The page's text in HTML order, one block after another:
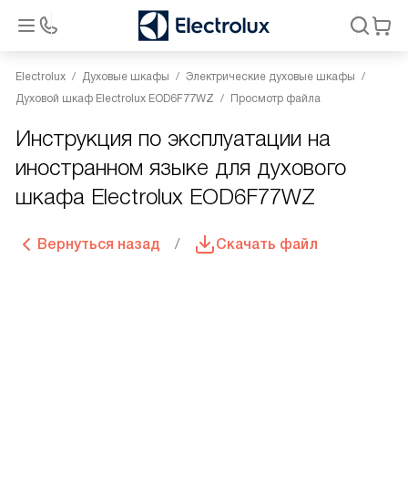
Electrolux Духовые шкафы
Электрические духовые шкафы
Духовой шкаф Electrolux EOD6F77WZ
Просмотр файла
Инструкция по эксплуатации на
иностранном языке для духового
шкафа Electrolux EOD6F77WZ
Вернуться назад Скачать файл